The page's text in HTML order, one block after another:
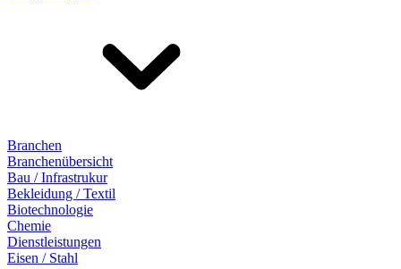
Branchen
Branchenübersicht
Bau / Infrastrukur
Bekleidung / Textil
Biotechnologie
Chemie
Dienstleistungen
Eisen / Stahl